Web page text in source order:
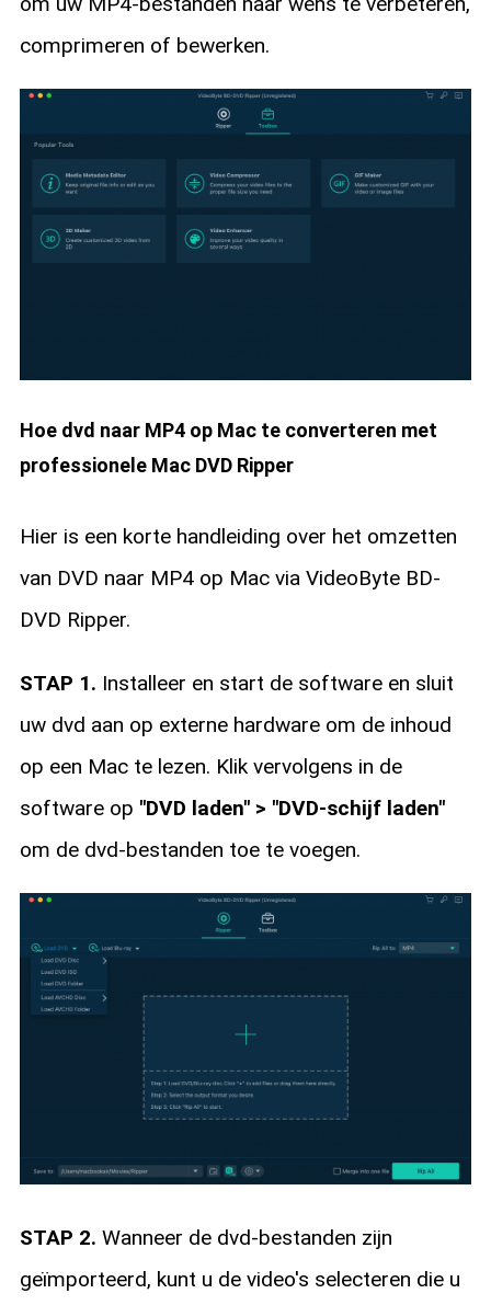
comprimeren of bewerken.
Hoe dvd naar MP4 op Mac te converteren met
professionele Mac DVD Ripper
Hier is een korte handleiding over het omzetten
van DVD naar MP4 op Mac via VideoByte BD-
DVD Ripper.
STAP 1. Installeer en start de software en sluit
uw dvd aan op externe hardware om de inhoud
op een Mac te lezen. Klik vervolgens in de
software op "DVD laden" > "DVD-schijf laden"
om de dvd-bestanden toe te voegen.
STAP 2. Wanneer de dvd-bestanden zijn
geïmporteerd, kunt u de video's selecteren die u